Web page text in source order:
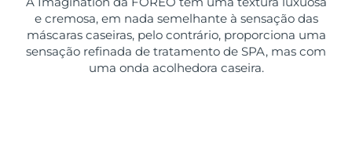
e cremosa, em nada semelhante à sensação das
máscaras caseiras, pelo contrário, proporciona uma
sensação refinada de tratamento de SPA, mas com
uma onda acolhedora caseira.